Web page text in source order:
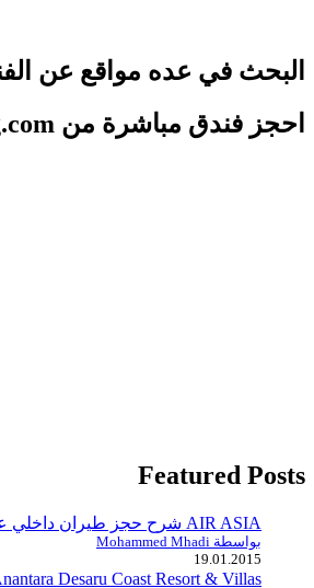
البحث في عده مواقع عن
احجز فندق مباشرة من booking.com
Featured Posts
AIR ASIA شرح حجز طيران داخلي على اير اسيا
بواسطة Mohammed Mhadi
19.01.2015